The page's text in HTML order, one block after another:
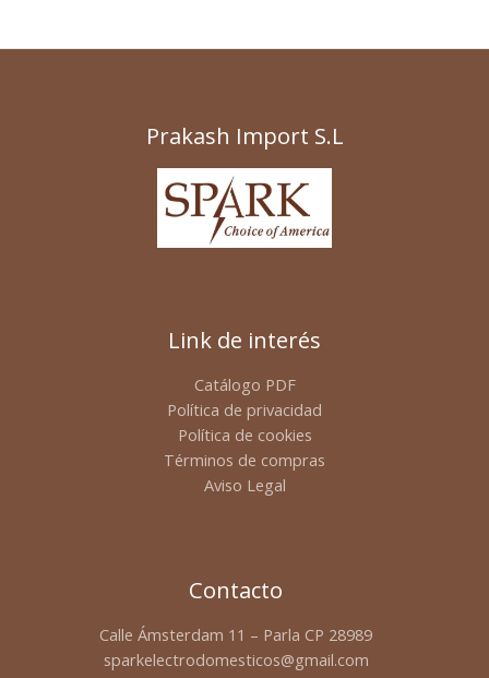
Prakash Import S.L
Link de interés
Catálogo PDF
Política de privacidad
Política de cookies
Términos de compras
Aviso Legal
Contacto
Calle Ámsterdam 11 – Parla CP 28989
sparkelectrodomesticos@gmail.com